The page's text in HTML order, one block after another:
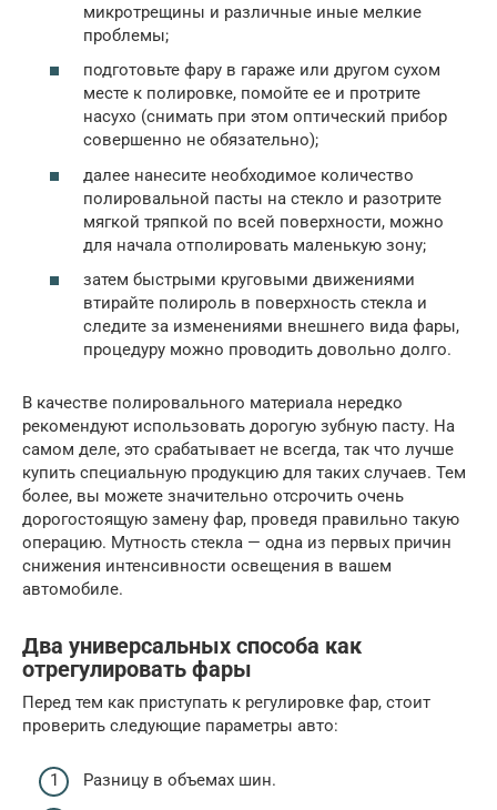
микротрещины и различные иные мелкие
проблемы;
подготовьте фару в гараже или другом сухом
месте к полировке, помойте ее и протрите
насухо (снимать при этом оптический прибор
совершенно не обязательно);
далее нанесите необходимое количество
полировальной пасты на стекло и разотрите
мягкой тряпкой по всей поверхности, можно
для начала отполировать маленькую зону;
затем быстрыми круговыми движениями
втирайте полироль в поверхность стекла и
следите за изменениями внешнего вида фары,
процедуру можно проводить довольно долго.
В качестве полировального материала нередко
рекомендуют использовать дорогую зубную пасту. На
самом деле, это срабатывает не всегда, так что лучше
купить специальную продукцию для таких случаев. Тем
более, вы можете значительно отсрочить очень
дорогостоящую замену фар, проведя правильно такую
операцию. Мутность стекла — одна из первых причин
снижения интенсивности освещения в вашем
автомобиле.
Два универсальных способа как
отрегулировать фары
Перед тем как приступать к регулировке фар, стоит
проверить следующие параметры авто:
Разницу в объемах шин.